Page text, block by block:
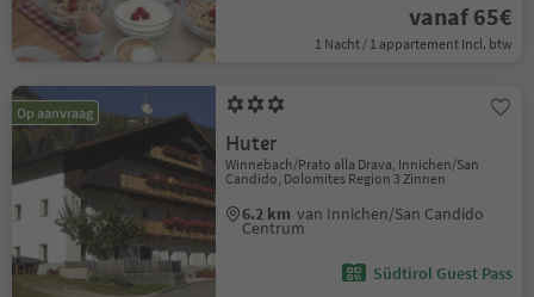
vanaf 65€
1 Nacht / 1 appartement Incl. btw
Op aanvraag
Huter
Winnebach/Prato alla Drava, Innichen/San
Candido, Dolomites Region 3 Zinnen
6.2 km van Innichen/San Candido
Centrum
Südtirol Guest Pass